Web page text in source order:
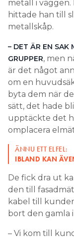
– DET ÄR EN SAK
GRUPPER, men
är det något
om en
byta dem när
sätt, det hade
upptäckte det
omplacera
ÄNNU ETT ELFEL:
IBLAND KAN
De fick dra ut
den till
kabel till
bort den gamla
– Vi kom till
snabbjobb. Jag
vi hade väl
timmar. ”As-